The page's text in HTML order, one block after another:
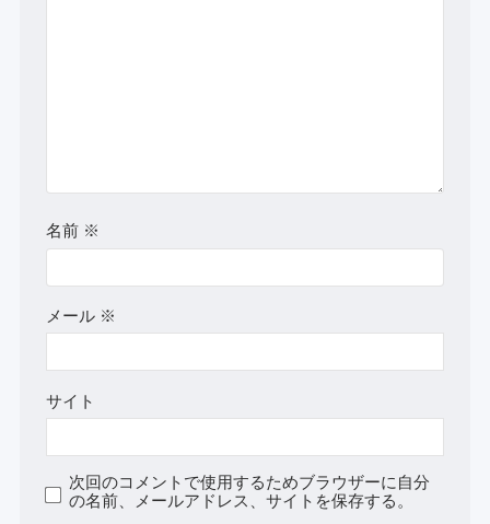
名前 ※
メール ※
サイト
次回のコメントで使用するためブラウザーに自分
の名前、メールアドレス、サイトを保存する。